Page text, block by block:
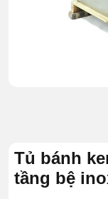
Tủ bánh
tầng bệ